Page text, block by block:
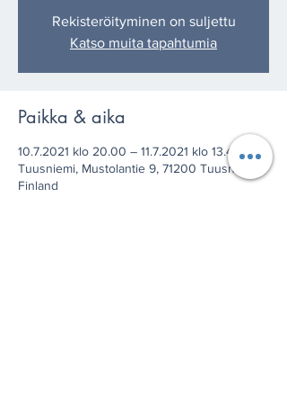
Rekisteröityminen on suljettu
Katso muita tapahtumia
Paikka & aika
10.7.2021 klo 20.00 – 11.7.2021 klo 13.40
Tuusniemi, Mustolantie 9, 71200 Tuusniemi,
Finland